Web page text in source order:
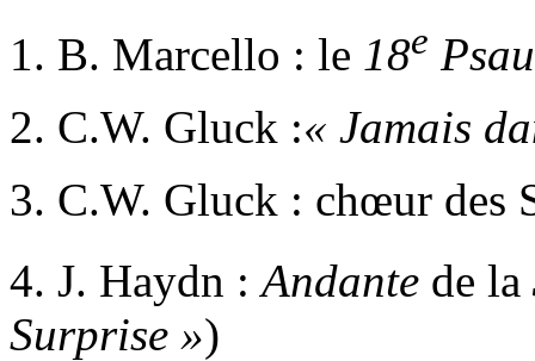
1. B. Marcello : le 18e
2. C.W. Gluck :« Jamais
3. C.W. Gluck : chœur des
4. J. Haydn :Andante de la
Surprise »)